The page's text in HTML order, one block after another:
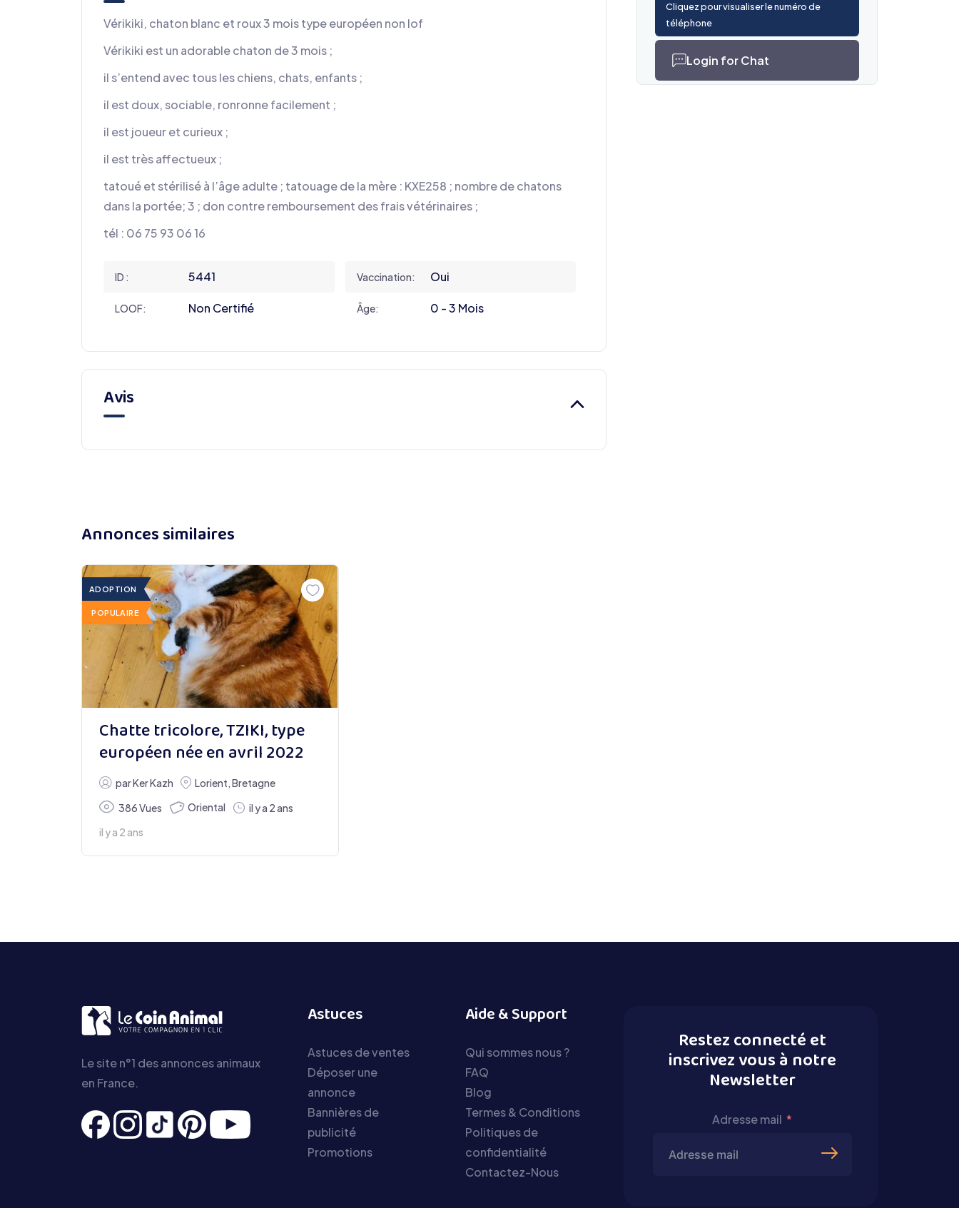
Vérikiki, chaton blanc et roux 3 mois type européen non lof
Vérikiki est un adorable chaton de 3 mois ;
il s’entend avec tous les chiens, chats, enfants ;
il est doux, sociable, ronronne facilement ;
il est joueur et curieux ;
il est très affectueux ;
tatoué et stérilisé à l’âge adulte ; tatouage de la mère : KXE258 ; nombre de chatons
dans la portée; 3 ; don contre remboursement des frais vétérinaires ;
tél : 06 75 93 06 16
ID : 5441 Vaccination: Oui
LOOF: Non Certifié Âge: 0 - 3 Mois
Avis
Cliquez pour visualiser le numéro de
téléphone
Login for Chat
Annonces similaires
ADOPTION
POPULAIRE
Chatte tricolore, TZIKI, type
européen née en avril 2022
parKer Kazh Lorient,Bretagne
386 Vues
Oriental
il y a 2 ans
il y a 2 ans
Le site n°1 des annonces animaux
en France.
Astuces
Astuces de ventes
Déposer une
annonce
Bannières de
publicité
Promotions
Aide & Support
Qui sommes nous ?
FAQ
Blog
Termes & Conditions
Politiques de
confidentialité
Contactez-Nous
Restez connecté et
inscrivez vous à notre
Newsletter
Adresse mail